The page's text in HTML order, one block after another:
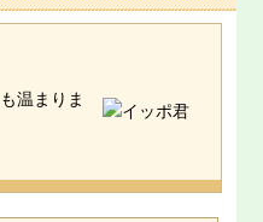
温まりま